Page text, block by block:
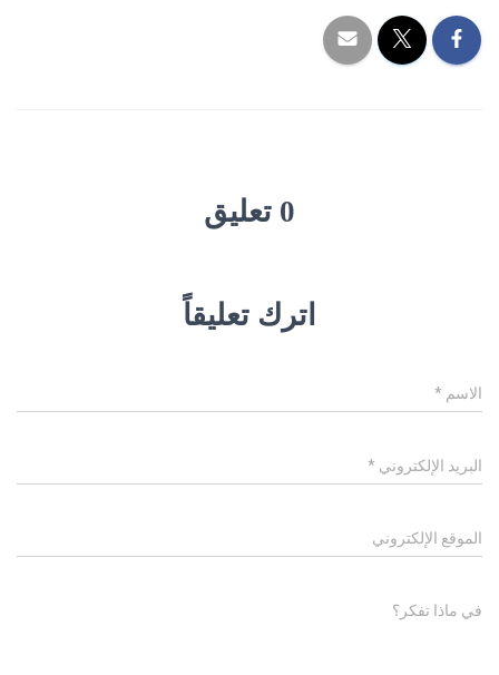
0 تعليق
اترك تعليقاً
الاسم *
البريد الإلكتروني *
الموقع الإلكتروني
في ماذا تفكر؟